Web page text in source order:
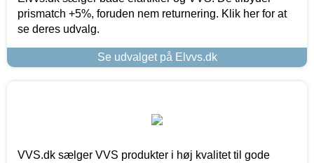
prismatch +5%, foruden nem returnering. Klik her for at
se deres udvalg.
Se udvalget på Elvvs.dk
VVS.dk sælger VVS produkter i høj kvalitet til gode